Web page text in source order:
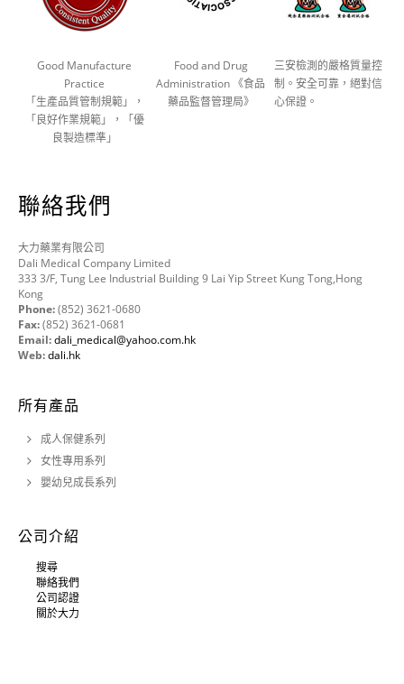
Good Manufacture
Practice
「生產品質管制規範」，
「良好作業規範」，「優
良製造標準」
Food and Drug
Administration 《食品
藥品監督管理局》
三安檢測的嚴格質量控
制。安全可靠，絕對信
心保證。
聯絡我們
大力藥業有限公司
Dali Medical Company Limited
333 3/F, Tung Lee Industrial Building 9 Lai Yip Street Kung Tong,Hong
Kong
Phone:(852) 3621-0680
Fax:(852) 3621-0681
Email:dali_medical@yahoo.com.hk
Web:dali.hk
所有產品
成人保健系列
女性專用系列
嬰幼兒成長系列
公司介紹
搜尋
聯絡我們
公司認證
關於大力